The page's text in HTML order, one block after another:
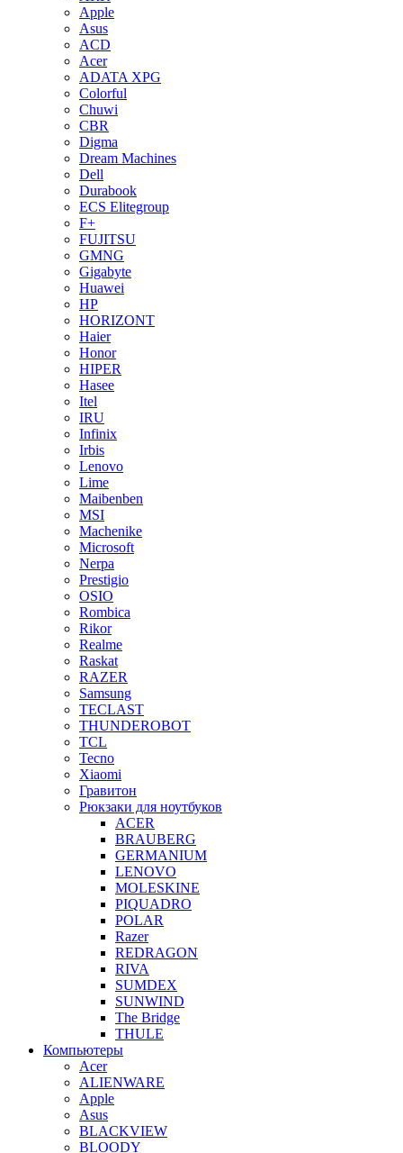
Apple
Asus
ACD
Acer
ADATA XPG
Colorful
Chuwi
CBR
Digma
Dream Machines
Dell
Durabook
ECS Elitegroup
F+
FUJITSU
GMNG
Gigabyte
Huawei
HP
HORIZONT
Haier
Honor
HIPER
Hasee
Itel
IRU
Infinix
Irbis
Lenovo
Lime
Maibenben
MSI
Machenike
Microsoft
Nerpa
Prestigio
OSIO
Rombica
Rikor
Realme
Raskat
RAZER
Samsung
TECLAST
THUNDEROBOT
TCL
Tecno
Xiaomi
Гравитон
Рюкзаки для ноутбуков
ACER
BRAUBERG
GERMANIUM
LENOVO
MOLESKINE
PIQUADRO
POLAR
Razer
REDRAGON
RIVA
SUMDEX
SUNWIND
The Bridge
THULE
Компьютеры
Acer
ALIENWARE
Apple
Asus
BLACKVIEW
BLOODY